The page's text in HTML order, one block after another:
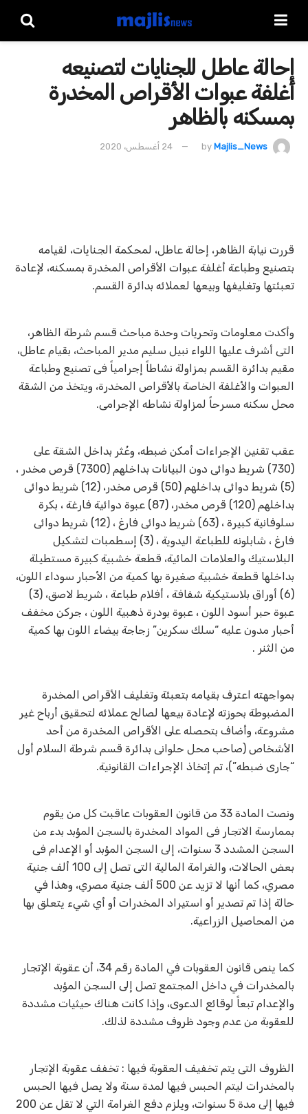
إحالة عاطل للجنايات لتصنيعه
أغلفة عبوات الأقراص المخدرة
بمسكنه بالظاهر
by Majlis_News 24 أغسطس، 2020
قررت نيابة الظاهر، إحالة عاطل، لمحكمة الجنايات، لقيامه
بتصنيع وطباعة أغلفة عبوات الأقراص المخدرة بمسكنه، لإعادة
تعبئتها وتغليفها وبيعها لعملائه بدائرة القسم.
وأكدت معلومات وتحريات وحدة مباحث قسم شرطة الظاهر،
التى أشرف عليها اللواء نبيل سليم مدير المباحث، بقيام عاطل،
مقيم بدائرة القسم بمزاولة نشاطاً إجرامياً فى تصنيع وطباعة
العبوات والأغلفة الخاصة بالأقراص المخدرة، ويتخذ من الشقة
محل سكنه مسرحاً لمزاولة نشاطه الإجرامى.
عقب تقنين الإجراءات أمكن ضبطه، وعُثر بداخل الشقة على
(730) شريط دوائى دون البيانات بداخلهم (7300) قرص مخدر ،
(5) شريط دوائى بداخلهم (50) قرص مخدر، (12) شريط دوائى
بداخلهم (120) قرص مخدر، (87) عبوة دوائية فارغة ، بكرة
سلوفانية كبيرة ، (63) شريط دوائى فارغ ، (12) شريط دوائى
فارغ ، شابلونه للطباعة اليدوية ، (3) إسطمبات لتشكيل
البلاستيك والعلامات المائية، قطعة خشبية كبيرة مستطيلة
بداخلها قطعة خشبية صغيرة بها كمية من الأحبار سوداء اللون،
(6) أوراق بلاستيكية شفافة ، أفلام طباعة ، شريط لاصق، (3)
عبوة حبر أسود اللون ، عبوة بودرة ذهبية اللون ، جركن مخفف
أحبار مدون عليه “سلك سكرين” زجاجة بيضاء اللون بها كمية
من الثنر .
بمواجهته اعترف بقيامه بتعبئة وتغليف الأقراص المخدرة
المضبوطة بحوزته لإعادة بيعها لصالح عملائه لتحقيق أرباح غير
مشروعة، وأضاف بتحصله على الأقراص المخدرة من أحد
الأشخاص (صاحب محل حلوانى بدائرة قسم شرطة السلام أول
“جارى ضبطه”)، تم إتخاذ الإجراءات القانونية.
ونصت المادة 33 من قانون العقوبات عاقبت كل من يقوم
بممارسة الاتجار فى المواد المخدرة بالسجن المؤبد بدء من
السجن المشدد 3 سنوات، إلى السجن المؤبد أو الإعدام فى
بعض الحالات، والغرامة المالية التى تصل إلى 100 ألف جنية
مصري، كما أنها لا تزيد عن 500 ألف جنية مصري، وهذا في
حالة إذا تم تصدير أو استيراد المخدرات أو أي شيء يتعلق بها
من المحاصيل الزراعية.
كما ينص قانون العقوبات في المادة رقم 34، أن عقوبة الإتجار
بالمخدرات في داخل المجتمع تصل إلى السجن المؤبد
والإعدام تبعاً لوقائع الدعوى، وإذا كانت هناك حيثيات مشددة
للعقوبة من عدم وجود ظروف مشددة لذلك.
الظروف التى يتم تخفيف العقوبة فيها : تخفف عقوبة الإتجار
بالمخدرات ليتم الحبس فيها لمدة سنة ولا يصل فيها الحبس
فيها إلى مدة 5 سنوات، ويلزم دفع الغرامة التي لا تقل عن 200